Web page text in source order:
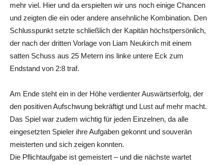
mehr viel. Hier und da erspielten wir uns noch einige Chancen
und zeigten die ein oder andere ansehnliche Kombination. Den
Schlusspunkt setzte schließlich der Kapitän höchstpersönlich,
der nach der dritten Vorlage von Liam Neukirch mit einem
satten Schuss aus 25 Metern ins linke untere Eck zum
Endstand von 2:8 traf.
Am Ende steht ein in der Höhe verdienter Auswärtserfolg, der
den positiven Aufschwung bekräftigt und Lust auf mehr macht.
Das Spiel war zudem wichtig für jeden Einzelnen, da alle
eingesetzten Spieler ihre Aufgaben gekonnt und souverän
meisterten und sich zeigen konnten.
Die Pflichtaufgabe ist gemeistert – und die nächste wartet